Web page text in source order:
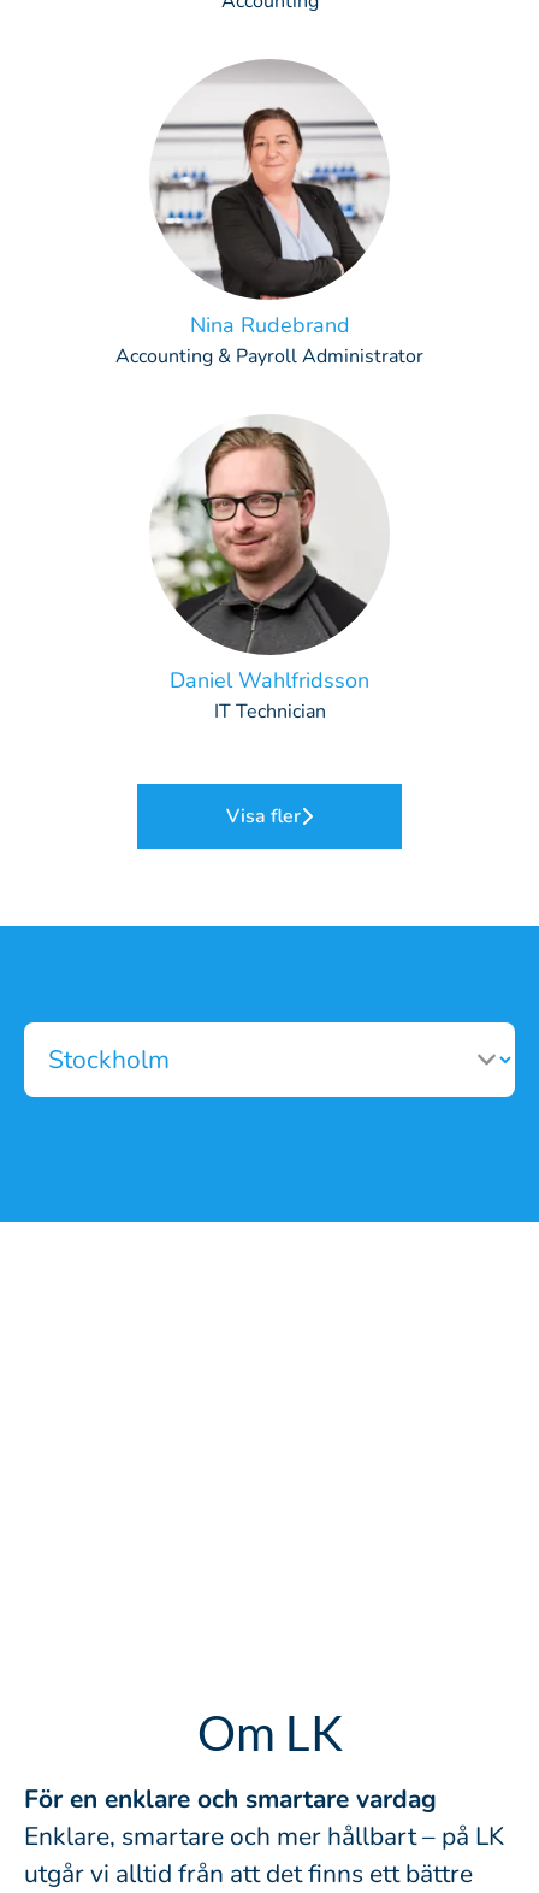
Nina Rudebrand
Accounting & Payroll Administrator
Daniel Wahlfridsson
IT Technician
Visa fler
Om LK
För en enklare och smartare vardag
Enklare, smartare och mer hållbart – på LK
utgår vi alltid från att det finns ett bättre